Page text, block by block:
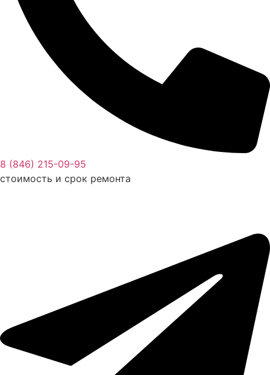
8 (846) 215-09-95
стоимость и срок ремонта